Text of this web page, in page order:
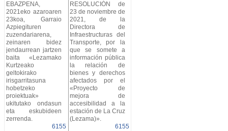
EBAZPENA,
2021eko azaroaren
23koa, Garraio
Azpiegituren
zuzendariarena,
zeinaren bidez
jendaurrean jartzen
baita «Lezamako
Kurtzeako
geltokirako
irisgarritasuna
hobetzeko
proiektuak»
ukitutako ondasun
eta eskubideen
zerrenda.
6155
RESOLUCIÓN de
23 de noviembre de
2021, de la
Directora de
Infraestructuras del
Transporte, por la
que se somete a
información pública
la relación de
bienes y derechos
afectados por el
«Proyecto de
mejora de
accesibilidad a la
estación de La Cruz
(Lezama)».
6155